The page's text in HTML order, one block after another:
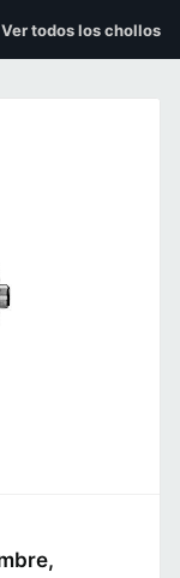
todos los chollos